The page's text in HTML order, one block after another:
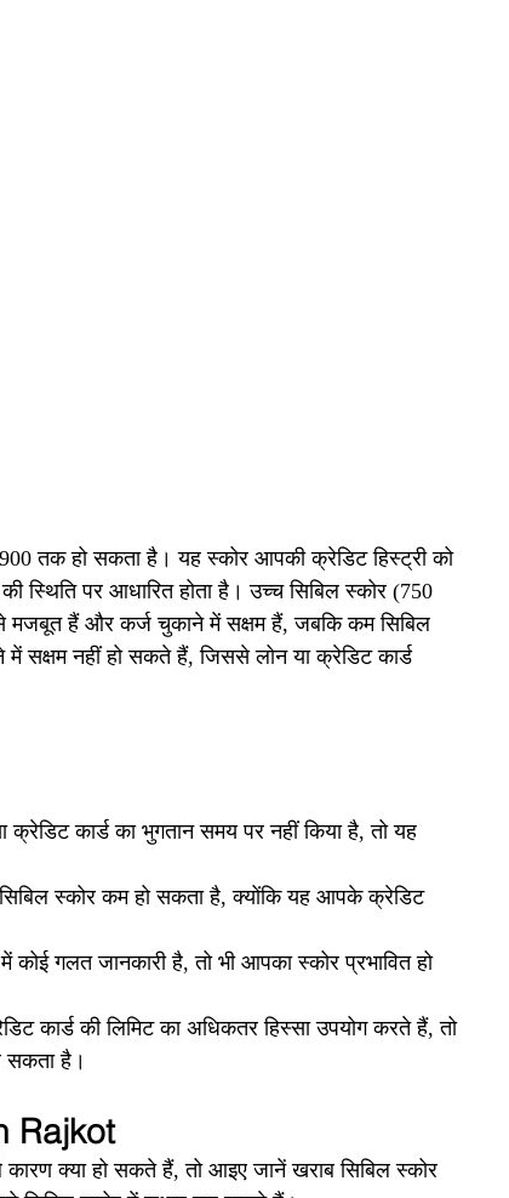
तक हो सकता है। यह स्कोर आपकी क्रेडिट हिस्ट्री को
स्थिति पर आधारित होता है। उच्च सिबिल स्कोर (750
मजबूत हैं और कर्ज चुकाने में सक्षम हैं, जबकि कम सिबिल
नहीं हो सकते हैं, जिससे लोन या क्रेडिट कार्ड
कार्ड का भुगतान समय पर नहीं किया है, तो यह
स्कोर कम हो सकता है, क्योंकि यह आपके क्रेडिट
कोई गलत जानकारी है, तो भी आपका स्कोर प्रभावित हो
कार्ड की लिमिट का अधिकतर हिस्सा उपयोग करते हैं, तो
सकता है।
Rajkot
क्या हो सकते हैं, तो आइए जानें खराब सिबिल स्कोर